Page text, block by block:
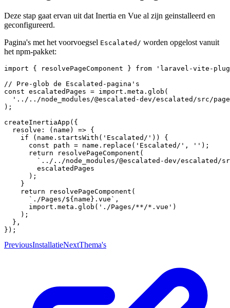
Deze stap gaat ervan uit dat Inertia en Vue al zijn geinstalleerd en
geconfigureerd.
Pagina's met het voorvoegsel Escalated/ worden opgelost vanuit
het npm-pakket:
import { resolvePageComponent } from 'laravel-vite-
// Pre-glob de Escalated-pagina's
const escalatedPages = import.meta.glob(
'../../node_modules/@escalated-dev/escalated/src/
);
createInertiaApp({
  resolve: (name) => {
    if (name.startsWith('Escalated/')) {
      const path = name.replace('Escalated/', '');
      return resolvePageComponent(
`../../node_modules/@escalated-dev/escalated/
        escalatedPages
      );
    }
    return resolvePageComponent(
      `./Pages/${name}.vue`,
      import.meta.glob('./Pages/**/*.vue')
    );
  },
PreviousInstallatieNextThema's